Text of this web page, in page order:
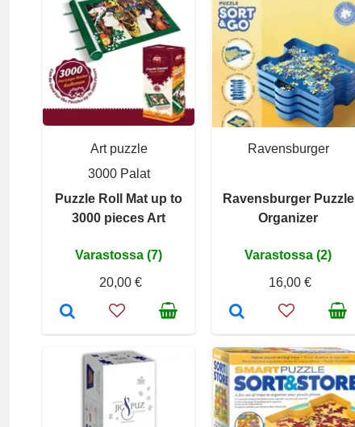
Art puzzle
3000 Palat
Puzzle Roll Mat up to
3000 pieces Art
Varastossa (7)
20,00 €
Ravensburger
Ravensburger Puzzle
Organizer
Varastossa (2)
16,00 €